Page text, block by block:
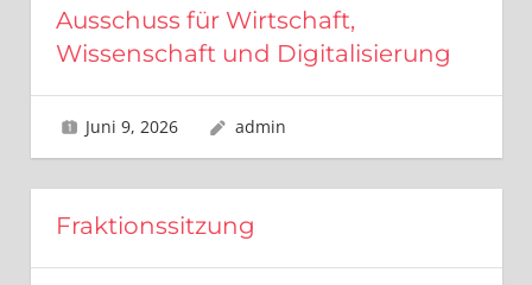
Ausschuss für Wirtschaft,
Wissenschaft und Digitalisierung
Juni 9, 2026 admin
Fraktionssitzung